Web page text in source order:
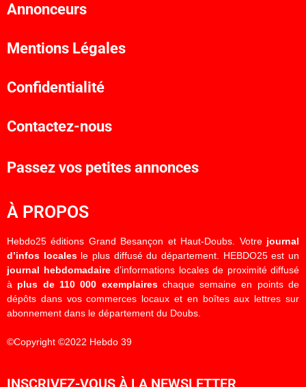
Annonceurs
Mentions Légales
Confidentialité
Contactez-nous
Passez vos petites annonces
À PROPOS
Hebdo25 éditions Grand Besançon et Haut-Doubs. Votre journal
d’infos localesle plus diffusé du département. HEBDO25 est un
journal hebdomadaired’informations locales de proximité diffusé
à plus de 110 000 exemplaireschaque semaine en points de
dépôts dans vos commerces locaux et en boîtes aux lettres sur
abonnement dans le département du Doubs.
©Copyright ©2022 Hebdo 39